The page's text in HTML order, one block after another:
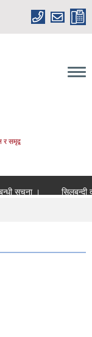
समृद्व
सूचना ।
सिलबन्दी